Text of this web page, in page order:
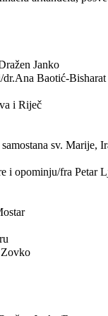
Janko
Baotić-Bisharat
i Riječ
sv. Marije,
i opominju/fra Petar